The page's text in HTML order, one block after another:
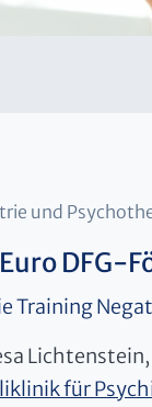
und
DFG-
Training
für